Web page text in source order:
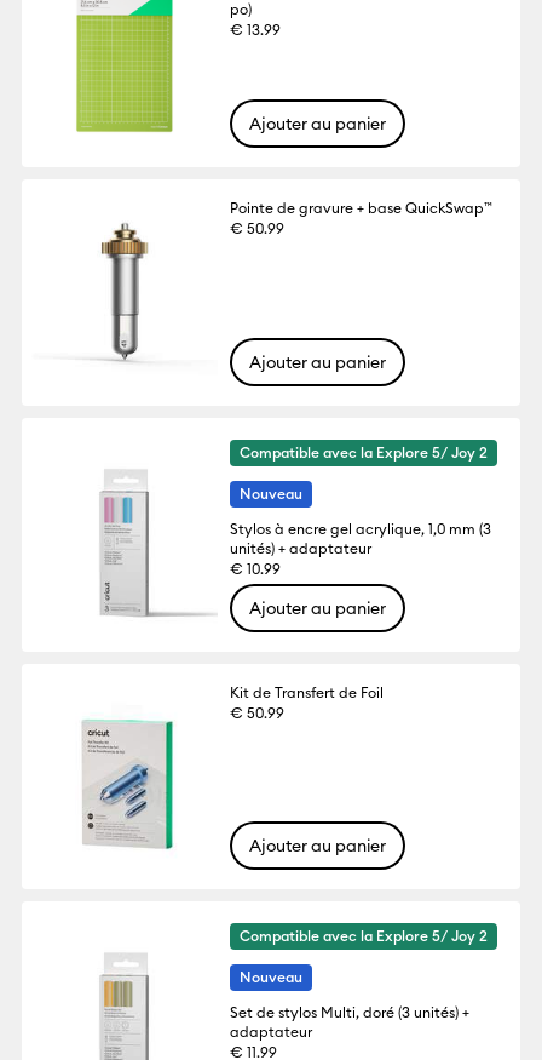
po)
€ 13.99
Ajouter au panier
Pointe de gravure + base QuickSwap™️
€ 50.99
Ajouter au panier
Compatible avec la Explore 5/ Joy 2
Nouveau
Stylos à encre gel acrylique, 1,0 mm (3
unités) + adaptateur
€ 10.99
Ajouter au panier
Kit de Transfert de Foil
€ 50.99
Ajouter au panier
Compatible avec la Explore 5/ Joy 2
Nouveau
Set de stylos Multi, doré (3 unités) +
adaptateur
€ 11.99